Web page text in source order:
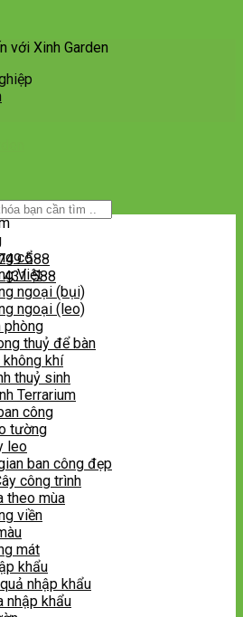
với Xinh Garden
588
588
cổ
Việt
ngoại (bụi)
ngoại (leo)
phòng
thuỷ để bàn
không khí
thuỷ sinh
Terrarium
công
tường
leo
ban công đẹp
công trình
theo mùa
viền
mát
khẩu
nhập khẩu
nhập khẩu